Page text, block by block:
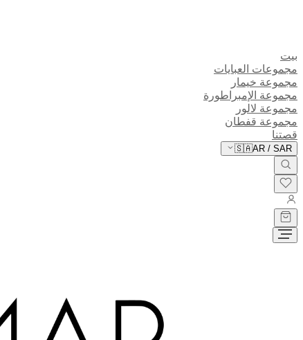
بيت
مجموعات العبايات
مجموعة خيمار
مجموعة الإمبراطورة
مجموعة لالور
مجموعة قفطان
قصتنا
🇸🇦AR / SAR